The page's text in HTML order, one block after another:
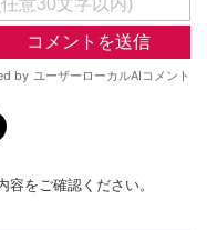
をご確認ください。